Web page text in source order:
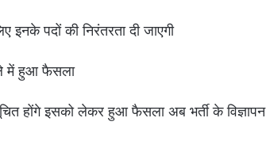
पदों की निरंतरता दी जाएगी
में हुआ फैसला
होंगे इसको लेकर हुआ फैसला अब भर्ती के विज्ञापन